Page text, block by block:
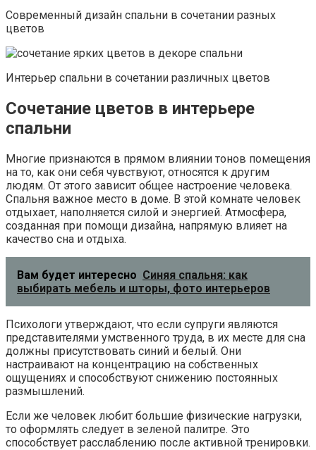
Современный дизайн спальни в сочетании разных
цветов
Интерьер спальни в сочетании различных цветов
Сочетание цветов в интерьере
спальни
Многие признаются в прямом влиянии тонов помещения
на то, как они себя чувствуют, относятся к другим
людям. От этого зависит общее настроение человека.
Спальня важное место в доме. В этой комнате человек
отдыхает, наполняется силой и энергией. Атмосфера,
созданная при помощи дизайна, напрямую влияет на
качество сна и отдыха.
Вам будет интересно Синяя спальня: как
выбирать мебель и шторы, фото интерьеров
Психологи утверждают, что если супруги являются
представителями умственного труда, в их месте для сна
должны присутствовать синий и белый. Они
настраивают на концентрацию на собственных
ощущениях и способствуют снижению постоянных
размышлений.
Если же человек любит большие физические нагрузки,
то оформлять следует в зеленой палитре. Это
способствует расслаблению после активной тренировки.